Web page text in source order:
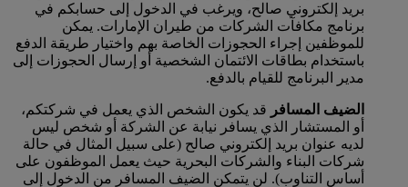
بريد إلكتروني صالح، ويرغب في الدخول إلى حسابكم في
برنامج مكافآت الشركات من طيران الإمارات. يمكن
للموظفين إجراء الحجوزات الخاصة بهم واختيار طريقة الدفع
باستخدام بطاقات الائتمان الشخصية أو إرسال الحجوزات إلى
مدير البرنامج للقيام بالدفع.
الضيف المسافر قد يكون الشخص الذي يعمل في شركتكم،
أو المستشار الذي يسافر نيابة عن الشركة أو شخص ليس
لديه عنوان بريد إلكتروني صالح (على سبيل المثال في حالة
شركات البناء والشركات البحرية حيث يعمل الموظفون على
أساس التناوب). لن يتمكن الضيف المسافر من الدخول إلى